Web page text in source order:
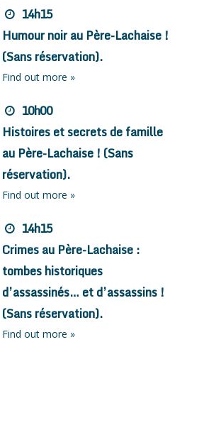
14h15
Humour noir au Père-Lachaise !
(Sans réservation).
Find out more »
10h00
Histoires et secrets de famille
au Père-Lachaise ! (Sans
réservation).
Find out more »
14h15
Crimes au Père-Lachaise :
tombes historiques
d’assassinés… et d’assassins !
(Sans réservation).
Find out more »